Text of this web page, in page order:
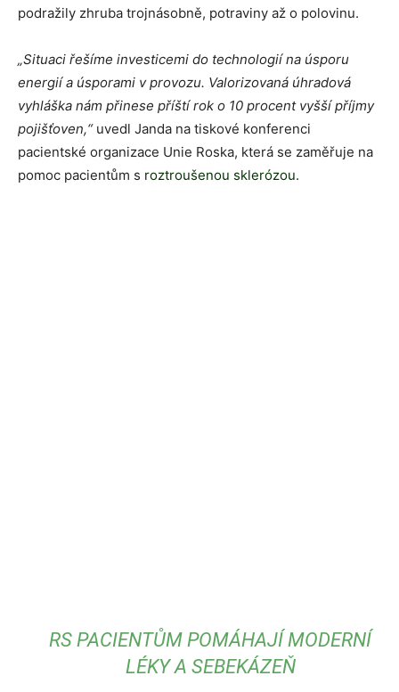
podražily zhruba trojnásobně, potraviny až o polovinu.
„Situaci řešíme investicemi do technologií na úsporu
energií a úsporami v provozu. Valorizovaná úhradová
vyhláška nám přinese příští rok o 10 procent vyšší příjmy
pojišťoven,“uvedl Janda na tiskové konferenci
pacientské organizace Unie Roska, která se zaměřuje na
pomoc pacientům s roztroušenou sklerózou.
RS PACIENTŮM POMÁHAJÍ MODERNÍ
LÉKY A SEBEKÁZEŇ